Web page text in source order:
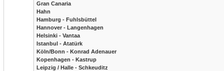
Gran Canaria
Hahn
Hamburg - Fuhlsbüttel
Hannover - Langenhagen
Helsinki - Vantaa
Istanbul - Atatürk
Köln/Bonn - Konrad Adenauer
Kopenhagen - Kastrup
Leipzig / Halle - Schkeuditz